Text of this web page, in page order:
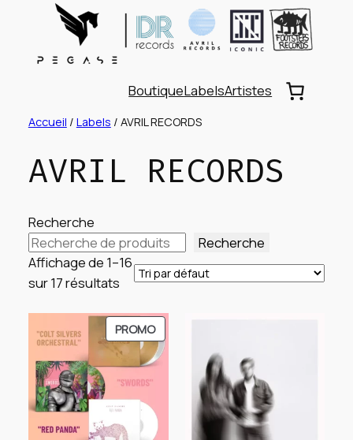
BoutiqueLabelsArtistes
Accueil / Labels / AVRIL RECORDS
AVRIL RECORDS
Recherche
Recherche
Affichage de 1–16
sur 17 résultats
PROMOPRODUIT
EN
PROMOTION